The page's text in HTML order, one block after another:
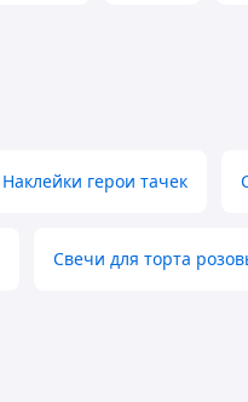
Наклейки герои тачек
Свечи для торта